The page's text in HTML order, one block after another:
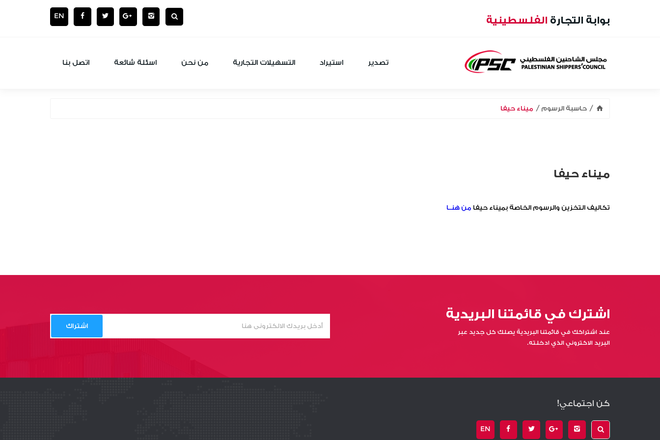
بوابة التجارة الفلسطينية EN
تصدير استيراد التسهيلات التجارية من نحن اسئلة شائعة اتصل بنا
حاسبة الرسوم ميناء حيفا
ميناء حيفا
تكاليف التخزين والرسوم الخاصة بميناء حيفا من هنــا
اشترك في قائمتنا البريدية
عند اشتراكك في قائمتنا البريدية يصلك كل جديد عبر
البريد الاكتروني الذي ادخلته.
اشتراك
كن اجتماعي!
EN